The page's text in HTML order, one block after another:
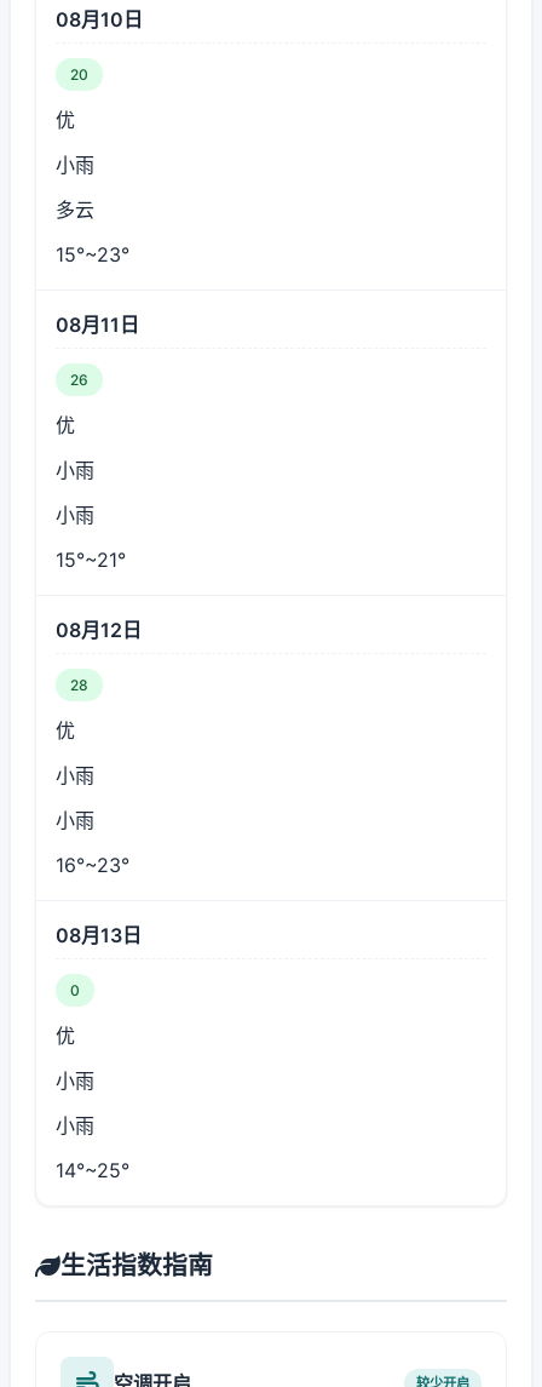
08月10日
20
优
小雨
多云
15°~23°
08月11日
26
优
小雨
小雨
15°~21°
08月12日
28
优
小雨
小雨
16°~23°
08月13日
0
优
小雨
小雨
14°~25°
生活指数指南
较少开启